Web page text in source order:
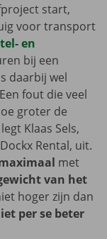
start,
voor transport
en
bij een
daarbij wel
fout die veel
groter de
Klaas Sels,
Rental, uit.
met
van het
hoger zijn dan
per se beter